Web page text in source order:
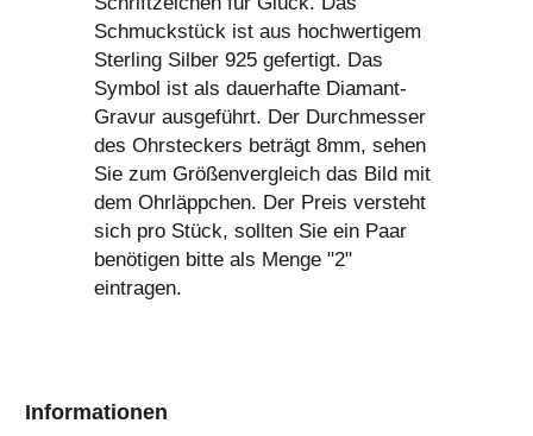
Schmuckstück ist aus hochwertigem
Sterling Silber 925 gefertigt. Das
Symbol ist als dauerhafte Diamant-
Gravur ausgeführt. Der Durchmesser
des Ohrsteckers beträgt 8mm, sehen
Sie zum Größenvergleich das Bild mit
dem Ohrläppchen. Der Preis versteht
sich pro Stück, sollten Sie ein Paar
benötigen bitte als Menge "2"
eintragen.
Informationen